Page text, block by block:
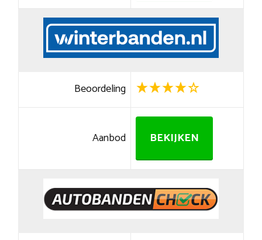
Beoordeling
Aanbod BEKIJKEN